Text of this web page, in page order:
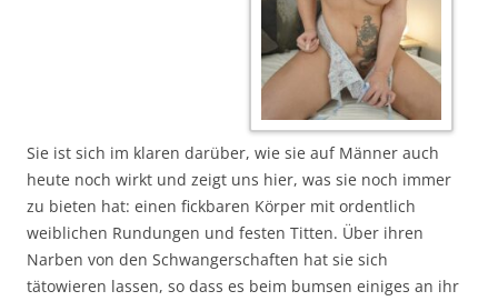
Sie ist sich im klaren darüber, wie sie auf Männer auch
heute noch wirkt und zeigt uns hier, was sie noch immer
zu bieten hat: einen fickbaren Körper mit ordentlich
weiblichen Rundungen und festen Titten. Über ihren
Narben von den Schwangerschaften hat sie sich
tätowieren lassen, so dass es beim bumsen einiges an ihr